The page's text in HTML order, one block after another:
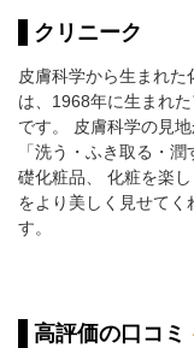
クリニーク
皮膚科学から生まれた
は、1968年に生まれ
です。 皮膚科学の見
「洗う・ふき取る・
礎化粧品、 化粧を楽
をより美しく見せてく
す。
高評価の口コミ